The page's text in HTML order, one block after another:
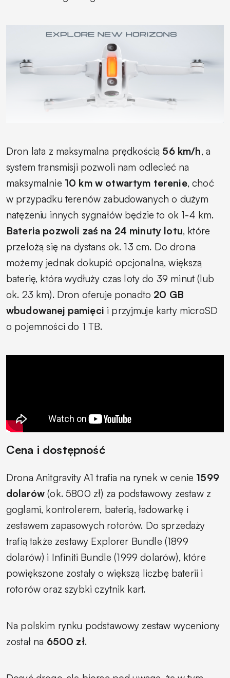
Dron lata z maksymalna prędkością 56 km/h, a
system transmisji pozwoli nam odlecieć na
maksymalnie 10 km w otwartym terenie, choć
w przypadku terenów zabudowanych o dużym
natężeniu innych sygnałów będzie to ok 1-4 km.
Bateria pozwoli zaś na 24 minuty lotu, które
przełożą się na dystans ok. 13 cm. Do drona
możemy jednak dokupić opcjonalną, większą
baterię, która wydłuży czas loty do 39 minut (lub
ok. 23 km). Dron oferuje ponadto 20 GB
wbudowanej pamięci i przyjmuje karty microSD
o pojemności do 1 TB.
Cena i dostępność
Drona Anitgravity A1 trafia na rynek w cenie 1599
dolarów (ok. 5800 zł) za podstawowy zestaw z
goglami, kontrolerem, baterią, ładowarkę i
zestawem zapasowych rotorów. Do sprzedaży
trafią także zestawy Explorer Bundle (1899
dolarów) i Infiniti Bundle (1999 dolarów), które
powiększone zostały o większą liczbę baterii i
rotorów oraz szybki czytnik kart.
Na polskim rynku podstawowy zestaw wyceniony
został na 6500 zł.